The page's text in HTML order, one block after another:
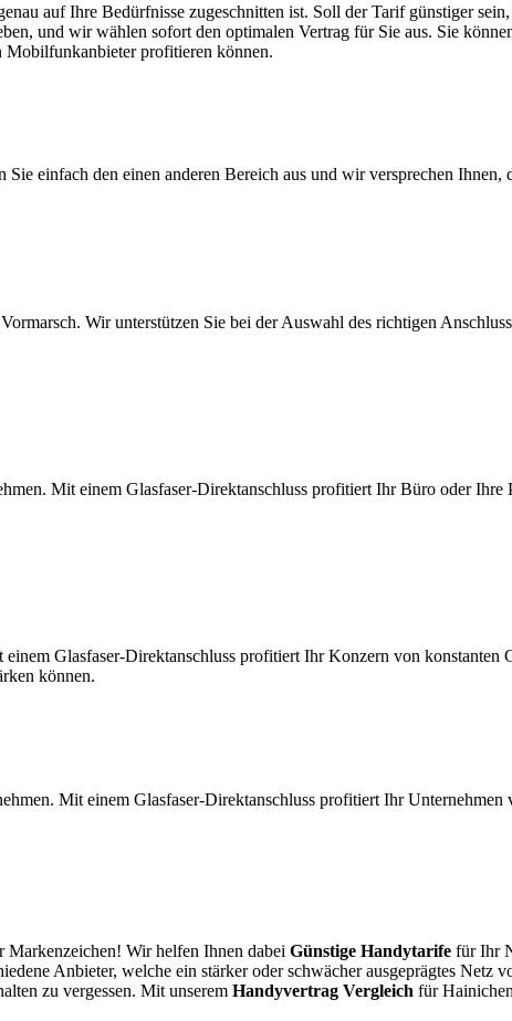
auf Ihre Bedürfnisse zugeschnitten ist. Soll der Tarif günstiger
und wir wählen sofort den optimalen Vertrag für Sie aus. Sie
Mobilfunkanbieter profitieren können.
einfach den einen anderen Bereich aus und wir versprechen
Wir unterstützen Sie bei der Auswahl des richtigen
Mit einem Glasfaser-Direktanschluss profitiert Ihr Büro oder
Glasfaser-Direktanschluss profitiert Ihr Konzern von
können.
Mit einem Glasfaser-Direktanschluss profitiert Ihr
Markenzeichen! Wir helfen Ihnen dabei Günstige Handytarife für Ihr
Anbieter, welche ein stärker oder schwächer ausgeprägtes Netz
zu vergessen. Mit unserem Handyvertrag Vergleich für